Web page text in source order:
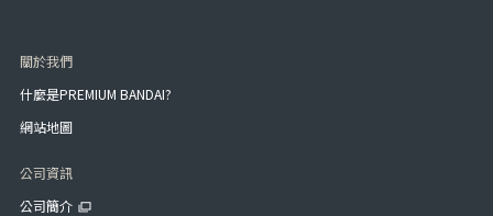
關於我們
什麼是PREMIUM BANDAI?
網站地圖
公司資訊
公司簡介